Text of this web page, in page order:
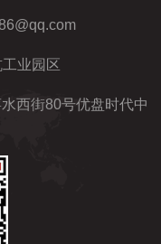
业园区
西街80号优盘时代中